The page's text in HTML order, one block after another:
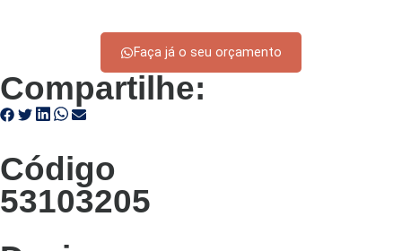
Faça já o seu orçamento
Compartilhe:
Código
53103205